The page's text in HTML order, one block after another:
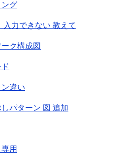
グ
入力できない 教えて
ク構成図
違い
パターン 図 追加
用